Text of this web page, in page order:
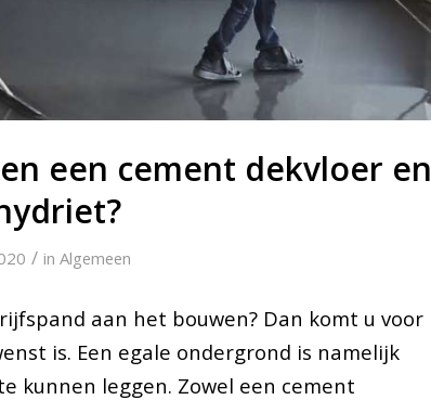
een cement dekvloer en
/ in Algemeen
aan het bouwen? Dan komt u voor
is. Een egale ondergrond is namelijk
kunnen leggen. Zowel een cement